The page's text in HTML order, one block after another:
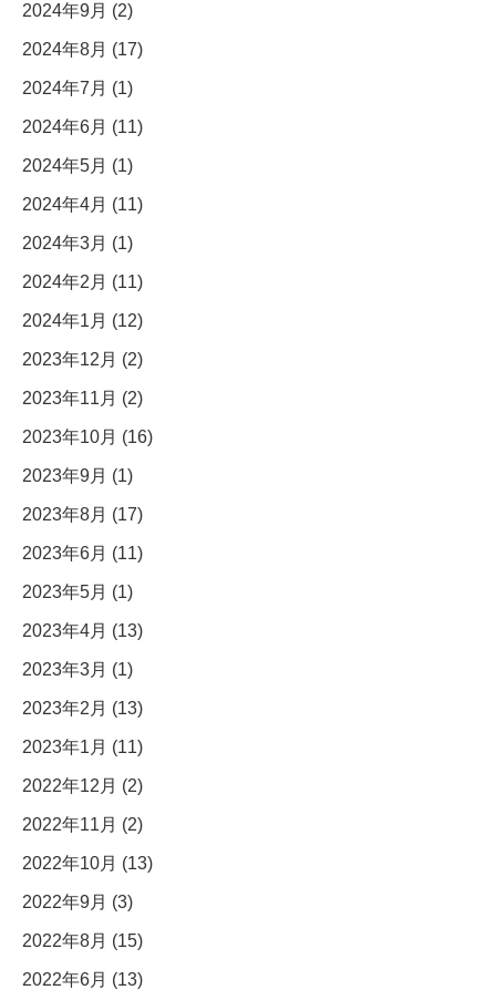
2024年9月 (2)
2024年8月 (17)
2024年7月 (1)
2024年6月 (11)
2024年5月 (1)
2024年4月 (11)
2024年3月 (1)
2024年2月 (11)
2024年1月 (12)
2023年12月 (2)
2023年11月 (2)
2023年10月 (16)
2023年9月 (1)
2023年8月 (17)
2023年6月 (11)
2023年5月 (1)
2023年4月 (13)
2023年3月 (1)
2023年2月 (13)
2023年1月 (11)
2022年12月 (2)
2022年11月 (2)
2022年10月 (13)
2022年9月 (3)
2022年8月 (15)
2022年6月 (13)